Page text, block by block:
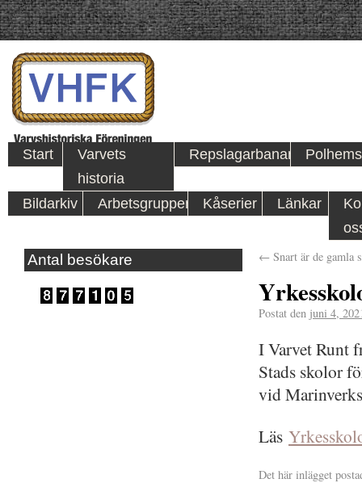
Start
Varvets
historia
Repslagarbanan
Bildarkiv Arbetsgrupper Kåserier Länkar
Antal besökare ← Snart är de gamla
Postat den juni 4,
I Varvet Runt
Stads skolor
vid
Läs
Det här inlägget